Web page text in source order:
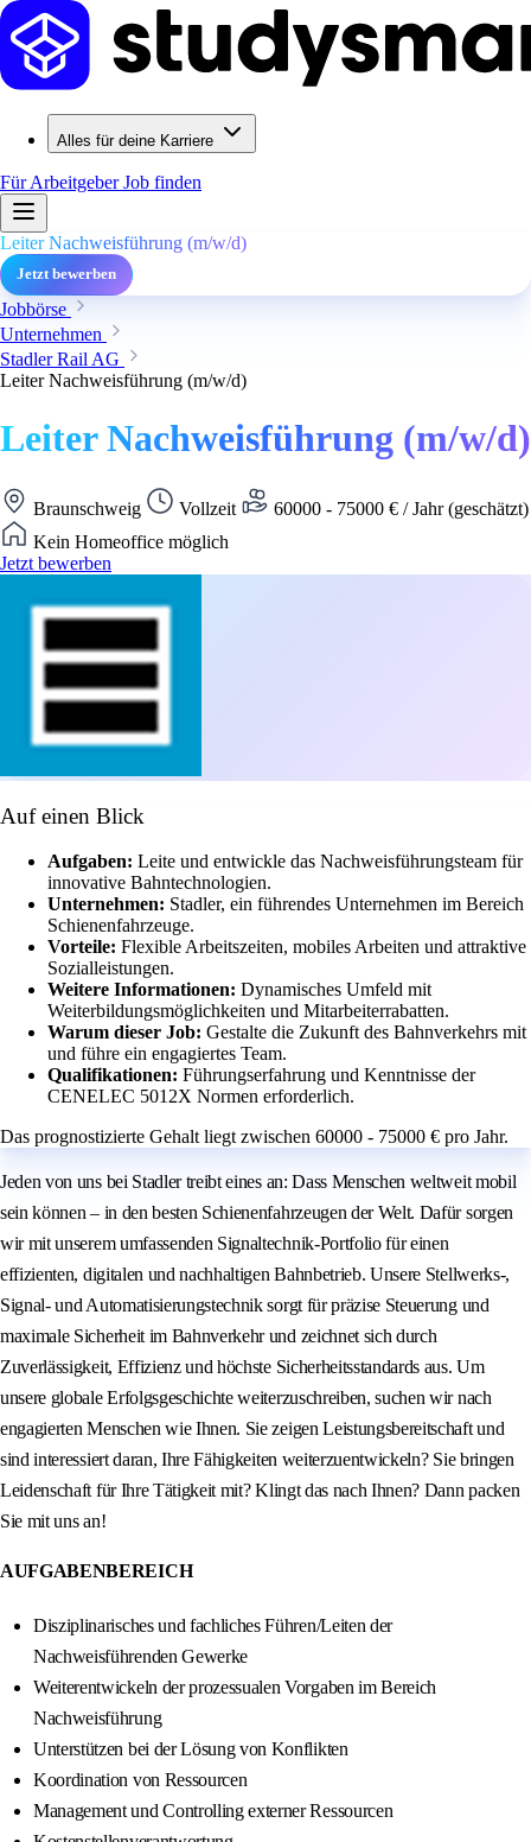
Alles für deine Karriere
Für ArbeitgeberJob finden
Leiter Nachweisführung (m/w/d)
Jetzt bewerben
Jobbörse
Unternehmen
Stadler Rail AG
Leiter Nachweisführung (m/w/d)
Leiter Nachweisführung (m/w/d)
Braunschweig Vollzeit
60000 - 75000 € / Jahr (geschätzt)
Kein Homeoffice möglich
Jetzt bewerben
Auf einen Blick
Aufgaben: Leite und entwickle das Nachweisführungsteam für
innovative Bahntechnologien.
Unternehmen: Stadler, ein führendes Unternehmen im Bereich
Schienenfahrzeuge.
Vorteile: Flexible Arbeitszeiten, mobiles Arbeiten und attraktive
Sozialleistungen.
Weitere Informationen: Dynamisches Umfeld mit
Weiterbildungsmöglichkeiten und Mitarbeiterrabatten.
Warum dieser Job: Gestalte die Zukunft des Bahnverkehrs mit
und führe ein engagiertes Team.
Qualifikationen: Führungserfahrung und Kenntnisse der
CENELEC 5012X Normen erforderlich.
Das prognostizierte Gehalt liegt zwischen 60000 - 75000 € pro Jahr.
Jeden von uns bei Stadler treibt eines an: Dass Menschen weltweit mobil
sein können – in den besten Schienenfahrzeugen der Welt. Dafür sorgen
wir mit unserem umfassenden Signaltechnik-Portfolio für einen
effizienten, digitalen und nachhaltigen Bahnbetrieb. Unsere Stellwerks-,
Signal- und Automatisierungstechnik sorgt für präzise Steuerung und
maximale Sicherheit im Bahnverkehr und zeichnet sich durch
Zuverlässigkeit, Effizienz und höchste Sicherheitsstandards aus. Um
unsere globale Erfolgsgeschichte weiterzuschreiben, suchen wir nach
engagierten Menschen wie Ihnen. Sie zeigen Leistungsbereitschaft und
sind interessiert daran, Ihre Fähigkeiten weiterzuentwickeln? Sie bringen
Leidenschaft für Ihre Tätigkeit mit? Klingt das nach Ihnen? Dann packen
Sie mit uns an!
AUFGABENBEREICH
Disziplinarisches und fachliches Führen/Leiten der
Nachweisführenden Gewerke
Weiterentwickeln der prozessualen Vorgaben im Bereich
Nachweisführung
Unterstützen bei der Lösung von Konflikten
Koordination von Ressourcen
Management und Controlling externer Ressourcen